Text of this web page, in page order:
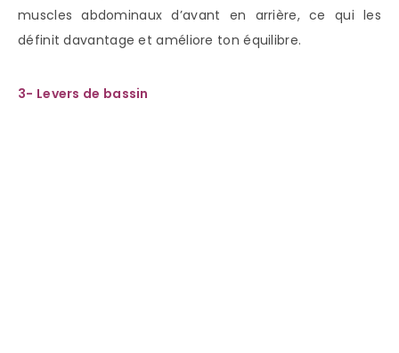
muscles abdominaux d’avant en arrière, ce qui les
définit davantage et améliore ton équilibre.
3- Levers de bassin